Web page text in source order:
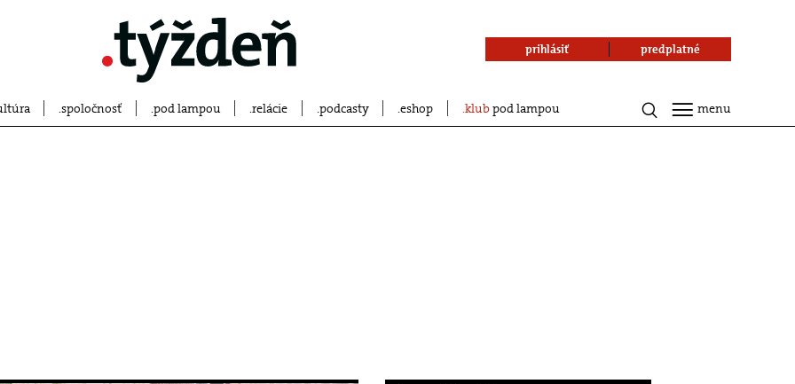
spoločnosť pod lampou relácie podcasty eshop klubpod lampou
prihlásiť predplatné
menu